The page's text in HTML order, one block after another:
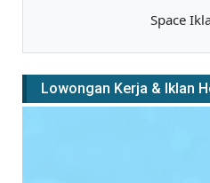
Space
Lowongan Kerja & Iklan